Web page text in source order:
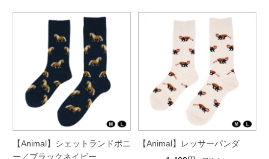
【Animal】シェットランドポニ
ー／ブラックネイビー
【Animal】レッサーパンダ